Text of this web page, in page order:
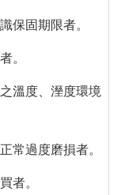
保固期限者。
。
溫度、溼度環境
常過度磨損者。
者。